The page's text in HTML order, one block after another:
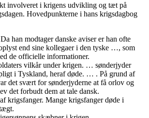
involveret i krigens udvikling og tæt på
Hovedpunkterne i hans krigsdagbog
han modtager danske aviser er han ofte
end sine kollegaer i den tyske …, som
de officielle informationer.
vilkår under krigen. … sønderjyder
i Tyskland, heraf døde. … . På grund af
det svært for sønderjyderne at få orlov og
det forbudt dem at tale dansk.
krigsfanger. Mange krigsfanger døde i